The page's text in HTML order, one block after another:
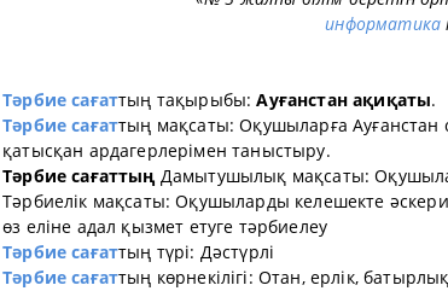
информатика
Тәрбие сағаттың тақырыбы:Ауғанстан ақиқаты.
Тәрбие сағаттың мақсаты: Оқушыларға Ауғанстан
қатысқан ардагерлерімен таныстыру.
Тәрбие сағаттың Дамытушылық мақсаты:
Тәрбиелік мақсаты: Оқушыларды келешекте
өз еліне адал қызмет етуге тәрбиелеу
Тәрбие сағаттың түрі: Дәстүрлі
Тәрбие сағаттың көрнекілігі: Отан, ерлік,